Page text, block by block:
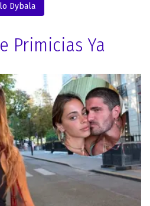
Dybala
Primicias Ya